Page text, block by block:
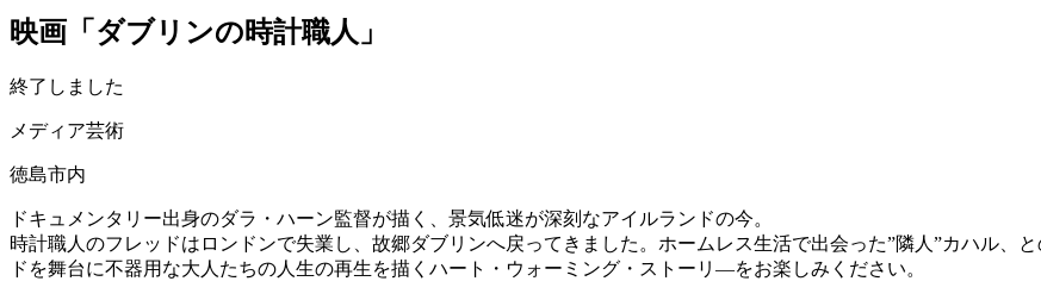
映画「ダブリンの時計職人」
終了しました
メディア芸術
徳島市内
ドキュメンタリー出身のダラ・ハーン監督が描く、景気低迷が深刻なアイルランドの今。
時計職人のフレッドはロンドンで失業し、故郷ダブリンへ戻ってきました。ホームレス生活で出会った”隣人”カハル、
ドを舞台に不器用な大人たちの人生の再生を描くハート・ウォーミング・ストーリ―をお楽しみください。